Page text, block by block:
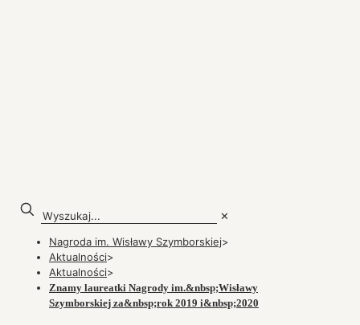
✕
Nagroda im. Wisławy Szymborskiej>
Aktualności>
Aktualności>
Znamy laureatki Nagrody im.&nbsp;Wisławy
Szymborskiej za&nbsp;rok 2019 i&nbsp;2020